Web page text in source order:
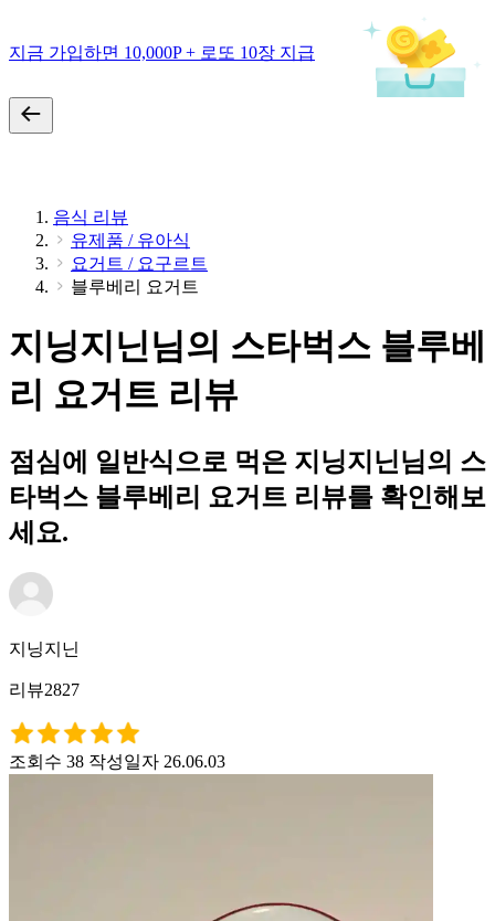
지금 가입하면 10,000P + 로또 10장 지급
음식 리뷰
유제품 / 유아식
요거트 / 요구르트
블루베리 요거트
지닝지닌님의 스타벅스 블루베
리 요거트 리뷰
점심에 일반식으로 먹은 지닝지닌님의 스
타벅스 블루베리 요거트 리뷰를 확인해보
세요.
지닝지닌
리뷰2827
조회수 38 작성일자 26.06.03